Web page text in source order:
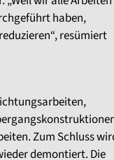
haben,
resümiert
Zum Schluss
demontiert. Die